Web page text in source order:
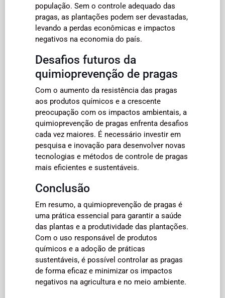
população. Sem o controle adequado das
pragas, as plantações podem ser devastadas,
levando a perdas econômicas e impactos
negativos na economia do país.
Desafios futuros da
quimioprevenção de pragas
Com o aumento da resistência das pragas
aos produtos químicos e a crescente
preocupação com os impactos ambientais, a
quimioprevenção de pragas enfrenta desafios
cada vez maiores. É necessário investir em
pesquisa e inovação para desenvolver novas
tecnologias e métodos de controle de pragas
mais eficientes e sustentáveis.
Conclusão
Em resumo, a quimioprevenção de pragas é
uma prática essencial para garantir a saúde
das plantas e a produtividade das plantações.
Com o uso responsável de produtos
químicos e a adoção de práticas
sustentáveis, é possível controlar as pragas
de forma eficaz e minimizar os impactos
negativos na agricultura e no meio ambiente.